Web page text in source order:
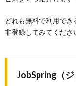
どれも無料で利用で
非登録してみてくださ
JobSpring（ジ